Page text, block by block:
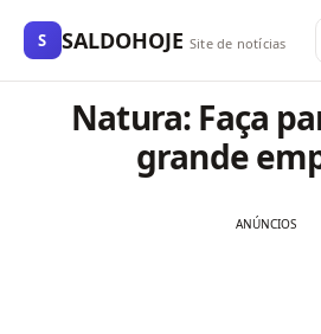
S SALDOHOJE Site de notícias
Natura: Faça
grande
ANÚNCIOS